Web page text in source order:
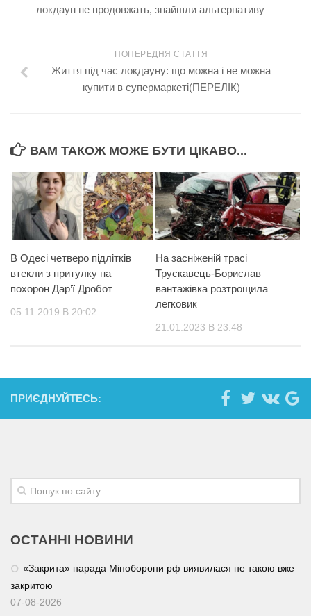
локдаун не продовжать, знайшли альтернативу
ПОПЕРЕДНЯ СТАТТЯ
Життя під час локдауну: що можна і не можна
купити в супермаркеті(ПЕРЕЛІК)
ВАМ ТАКОЖ МОЖЕ БУТИ ЦІКАВО...
В Одесі четверо підлітків
втекли з притулку на
похорон Дар’ї Дробот
05.11.2019 В 20:02
На засніженій трасі
Трускавець-Борислав
вантажівка розтрощила
легковик
21.01.2023 В 23:48
ПРИЄДНУЙТЕСЬ:
ОСТАННІ НОВИНИ
«Закрита» нарада Міноборони рф виявилася не такою вже
закритою
07-08-2026